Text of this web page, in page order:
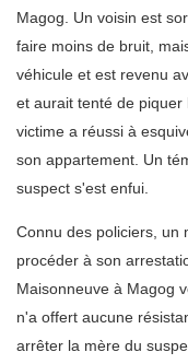
Magog. Un voisin est
faire moins de bruit,
véhicule et est revenu
et aurait tenté de piquer
victime a réussi à
son appartement. Un
suspect s'est enfui.
Connu des policiers, un
procéder à son
Maisonneuve à Magog
n'a offert aucune
arrêter la mère du